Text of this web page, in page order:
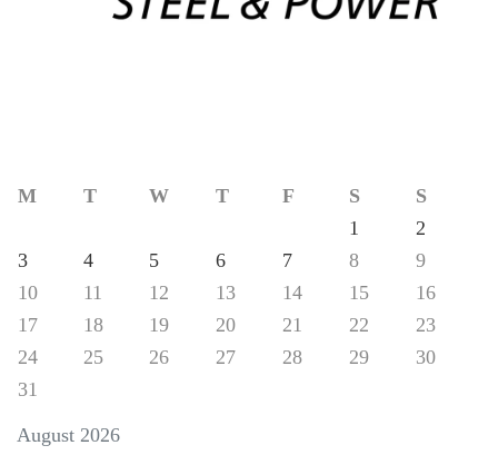
August 2026
M T W T F S
S
1
2
3
4 5 6 7 8
9
10
11 12 13 14 15
16
17
18 19 20 21 22
23
24
25 26 27 28 29
30
31